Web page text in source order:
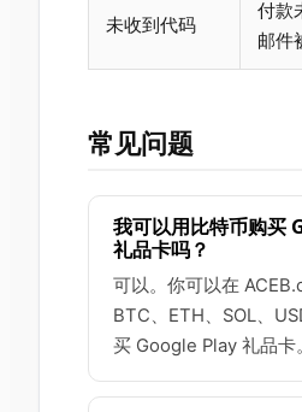
未收到代码
付款
邮件
常见问题
我可以用比特币购买
礼品卡吗？
可以。你可以在
BTC、ETH、SOL、
买 Google Play 礼品卡。